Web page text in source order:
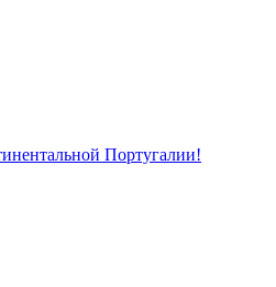
Португалии!